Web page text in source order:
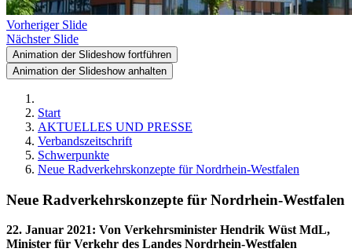
Vorheriger Slide
Nächster Slide
Animation der Slideshow fortführen
Animation der Slideshow anhalten
Start
AKTUELLES UND PRESSE
Verbandszeitschrift
Schwerpunkte
Neue Radverkehrskonzepte für Nordrhein-Westfalen
Neue Radverkehrskonzepte für Nordrhein-Westfalen
22. Januar 2021: Von Verkehrsminister Hendrik Wüst MdL,
Minister für Verkehr des Landes Nordrhein-Westfalen